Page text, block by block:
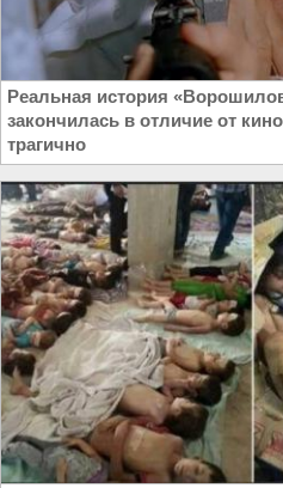
Реальная история
закончилась в отличие от
трагично